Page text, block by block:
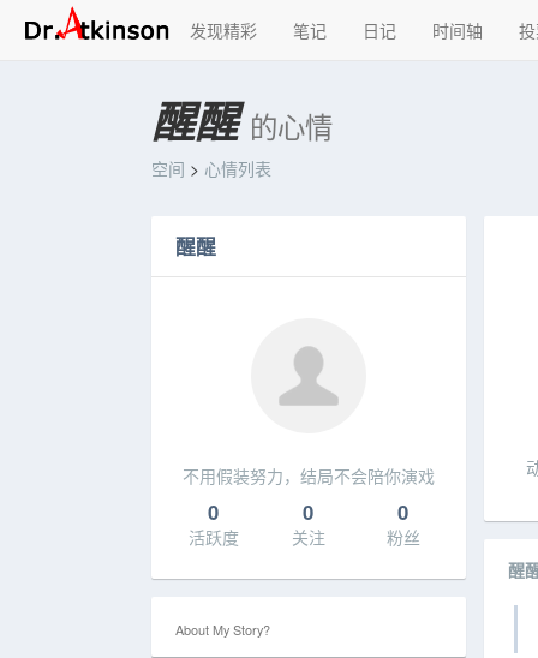
发现精彩 笔记 日记 时间轴
醒醒 的心情
空间 > 心情列表
醒醒
不用假装努力，结局不会陪你演戏
0
活跃度
0
关注
0
粉丝
About My Story?
醒